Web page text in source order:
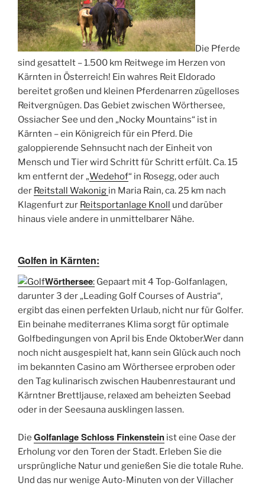
Die Pferde
sind gesattelt – 1.500 km Reitwege im Herzen von
Kärnten in Österreich! Ein wahres Reit Eldorado
bereitet großen und kleinen Pferdenarren zügelloses
Reitvergnügen. Das Gebiet zwischen Wörthersee,
Ossiacher See und den „Nocky Mountains“ ist in
Kärnten – ein Königreich für ein Pferd. Die
galoppierende Sehnsucht nach der Einheit von
Mensch und Tier wird Schritt für Schritt erfült. Ca. 15
km entfernt der „Wedehof“ in Rosegg, oder auch
der Reitstall Wakonig in Maria Rain, ca. 25 km nach
Klagenfurt zur Reitsportanlage Knoll und darüber
hinaus viele andere in unmittelbarer Nähe.
Golfen in Kärnten:
Wörthersee: Gepaart mit 4 Top-Golfanlagen,
darunter 3 der „Leading Golf Courses of Austria“,
ergibt das einen perfekten Urlaub, nicht nur für Golfer.
Ein beinahe mediterranes Klima sorgt für optimale
Golfbedingungen von April bis Ende Oktober.Wer dann
noch nicht ausgespielt hat, kann sein Glück auch noch
im bekannten Casino am Wörthersee erproben oder
den Tag kulinarisch zwischen Haubenrestaurant und
Kärntner Brettljause, relaxed am beheizten Seebad
oder in der Seesauna ausklingen lassen.
Die Golfanlage Schloss Finkenstein ist eine Oase der
Erholung vor den Toren der Stadt. Erleben Sie die
ursprüngliche Natur und genießen Sie die totale Ruhe.
Und das nur wenige Auto-Minuten von der Villacher